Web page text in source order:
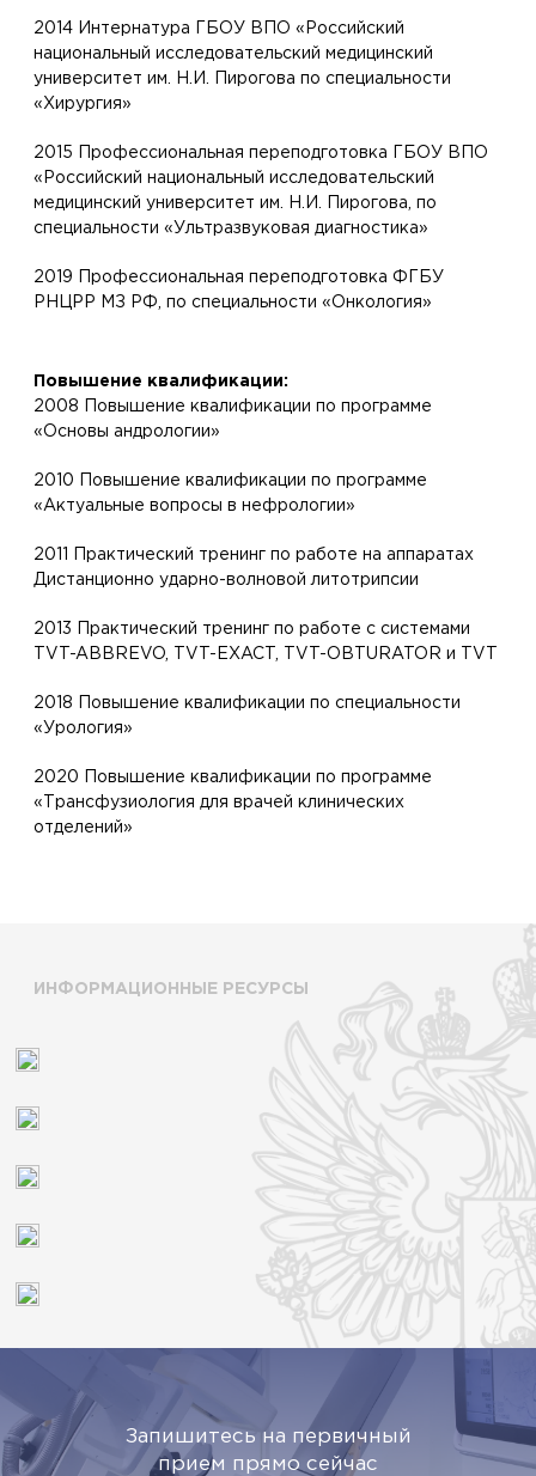
2014 Интернатура ГБОУ ВПО «Российский
национальный исследовательский медицинский
университет им. Н.И. Пирогова по специальности
«Хирургия»
2015 Профессиональная переподготовка ГБОУ ВПО
«Российский национальный исследовательский
медицинский университет им. Н.И. Пирогова, по
специальности «Ультразвуковая диагностика»
2019 Профессиональная переподготовка ФГБУ
РНЦРР МЗ РФ, по специальности «Онкология»
Повышение квалификации:
2008 Повышение квалификации по программе
«Основы андрологии»
2010 Повышение квалификации по программе
«Актуальные вопросы в нефрологии»
2011 Практический тренинг по работе на аппаратах
Дистанционно ударно-волновой литотрипсии
2013 Практический тренинг по работе с системами
TVT-ABBREVO, TVT-EXACT, TVT-OBTURATOR и TVT
2018 Повышение квалификации по специальности
«Урология»
2020 Повышение квалификации по программе
«Трансфузиология для врачей клинических
отделений»
ИНФОРМАЦИОННЫЕ РЕСУРСЫ
Запишитесь на первичный
прием прямо сейчас